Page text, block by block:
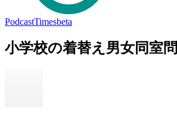
PodcastTimesbeta
小学校の着替え男女同室